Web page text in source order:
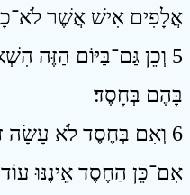
אֲלָפִים אִישׁ אֲשֶׁר
5 וְכֵן גַּם־בַּיּוֹם הַזֶּה
בָּהֶם בְּחָסֶד׃
6 וְאִם בְּחֶסֶד לֹא
אִם־כֵּן הַחֶסֶד אֵינֶנּוּ